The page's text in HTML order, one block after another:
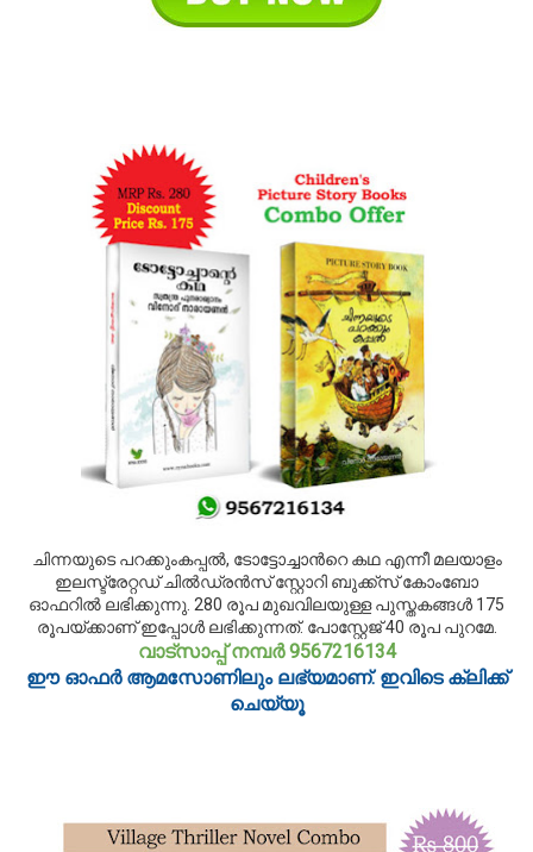
ചിന്നയുടെ പറക്കുംകപ്പല്‍, ടോട്ടോച്ചാന്‍റെ കഥ എന്നീ മലയാളം
ഇലസ്ട്രേറ്റഡ് ചില്‍ഡ്രന്‍സ് സ്റ്റോറി ബുക്ക്സ് കോംബോ
ഓഫറില്‍ ലഭിക്കുന്നു. 280 രൂപ മുഖവിലയുള്ള പുസ്തകങ്ങള്‍ 175
രൂപയ്ക്കാണ് ഇപ്പോള്‍ ലഭിക്കുന്നത്. പോസ്റ്റേജ് 40 രൂപ പുറമേ.
വാട്സാപ്പ് നമ്പര്‍ 9567216134
ഈ ഓഫര്‍ ആമസോണിലും ലഭ്യമാണ്. ഇവിടെ ക്ലിക്ക്
ചെയ്യൂ